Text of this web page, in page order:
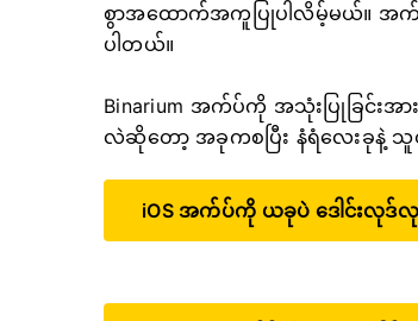
စွာအထောက်အကူပြုပါလိမ့်မယ်။ အက်
ပါတယ်။
Binarium အက်ပ်ကို အသုံးပြုခြင်း
လဲဆိုတော့ အခုကစပြီး နံရံလေးခု
iOS အက်ပ်ကို ယခုပဲ ဒေါင်းလုဒ်လု